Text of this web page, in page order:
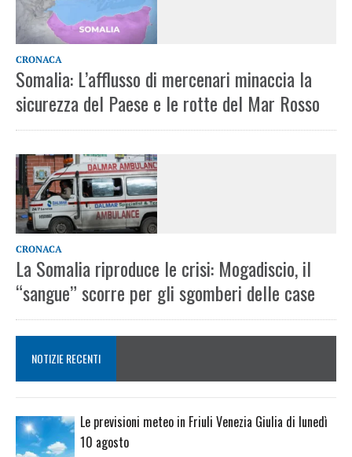
CRONACA
Somalia: L’afflusso di mercenari minaccia la
sicurezza del Paese e le rotte del Mar Rosso
CRONACA
La Somalia riproduce le crisi: Mogadiscio, il
“sangue” scorre per gli sgomberi delle case
NOTIZIE RECENTI
Le previsioni meteo in Friuli Venezia Giulia di lunedì
10 agosto